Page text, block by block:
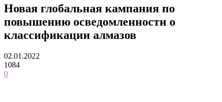
Новая глобальная кампания по
повышению осведомленности о
классификации алмазов
02.01.2022
1084
0